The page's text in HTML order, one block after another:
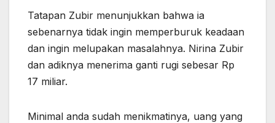
Tatapan Zubir menunjukkan bahwa ia
sebenarnya tidak ingin memperburuk keadaan
dan ingin melupakan masalahnya. Nirina Zubir
dan adiknya menerima ganti rugi sebesar Rp
17 miliar.
Minimal anda sudah menikmatinya, uang yang